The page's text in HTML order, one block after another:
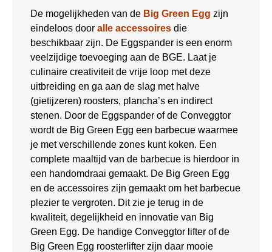
De mogelijkheden van de Big Green Egg zijn
eindeloos door alle accessoires die
beschikbaar zijn. De Eggspander is een enorm
veelzijdige toevoeging aan de BGE. Laat je
culinaire creativiteit de vrije loop met deze
uitbreiding en ga aan de slag met halve
(gietijzeren) roosters, plancha’s en indirect
stenen. Door de Eggspander of de Conveggtor
wordt de Big Green Egg een barbecue waarmee
je met verschillende zones kunt koken. Een
complete maaltijd van de barbecue is hierdoor in
een handomdraai gemaakt. De Big Green Egg
en de accessoires zijn gemaakt om het barbecue
plezier te vergroten. Dit zie je terug in de
kwaliteit, degelijkheid en innovatie van Big
Green Egg. De handige Conveggtor lifter of de
Big Green Egg roosterlifter zijn daar mooie